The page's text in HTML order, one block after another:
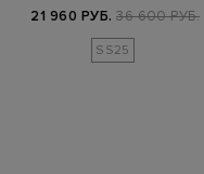
21 960 РУБ. 36 600 РУБ.
SS25